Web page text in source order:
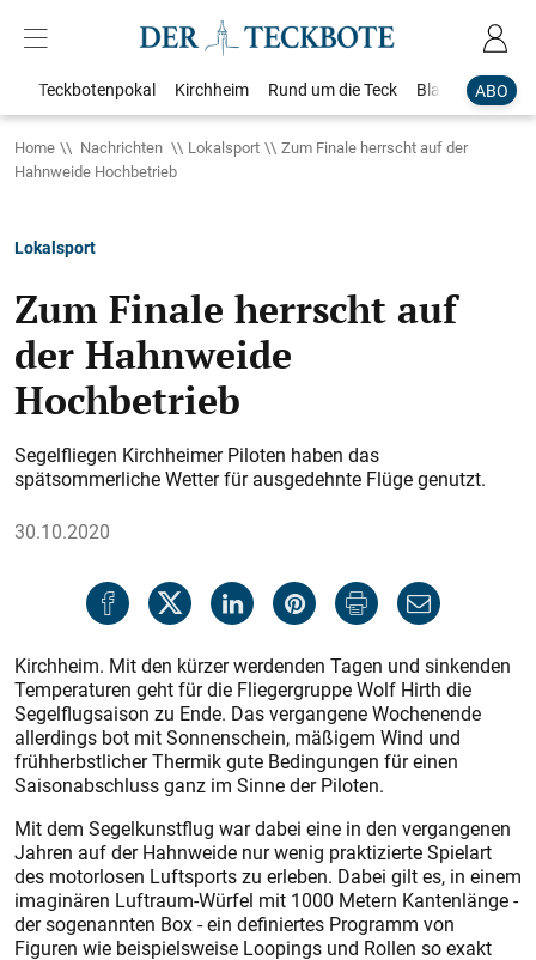
ABO
Teckbotenpokal Kirchheim Rund um die Teck Blaulicht
Home Nachrichten Lokalsport
Zum Finale herrscht auf der
Hahnweide Hochbetrieb
Lokalsport
Zum Finale herrscht auf
der Hahnweide
Hochbetrieb
Segelfliegen Kirchheimer Piloten haben das
spätsommerliche Wetter für ausgedehnte Flüge genutzt.
30.10.2020
Kirchheim. Mit den kürzer werdenden Tagen und sinkenden
Temperaturen geht für die Fliegergruppe Wolf Hirth die
Segelflugsaison zu Ende. Das vergangene Wochenende
allerdings bot mit Sonnenschein, mäßigem Wind und
frühherbstlicher Thermik gute Bedingungen für einen
Saisonabschluss ganz im Sinne der Piloten.
Mit dem Segelkunstflug war dabei eine in den vergangenen
Jahren auf der Hahnweide nur wenig praktizierte Spielart
des motorlosen Luftsports zu erleben. Dabei gilt es, in einem
imaginären Luftraum-Würfel mit 1000 Metern Kantenlänge -
der sogenannten Box - ein definiertes Programm von
Figuren wie beispielsweise Loopings und Rollen so exakt